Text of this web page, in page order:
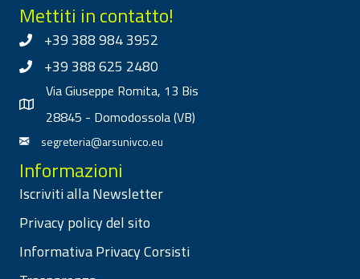
Mettiti in contatto!
+39 388 984 3952
+39 388 625 2480
Via Giuseppe Romita, 13 Bis
28845 - Domodossola (VB)
segreteria@arsunivco.eu
Informazioni
Iscriviti alla Newsletter
Privacy policy del sito
Informativa Privacy Corsisti